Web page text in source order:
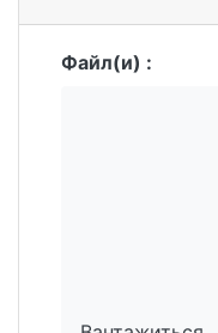
Файл(и) :